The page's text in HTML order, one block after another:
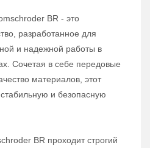
BR - это
разработанное для
и надежной работы в
Сочетая в себе передовые
материалов, этот
и безопасную
BR проходит строгий